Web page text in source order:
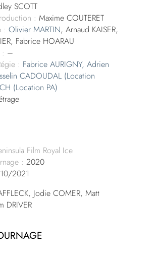
SCOTT
: Maxime COUTERET
: Olivier MARTIN, Arnaud KAISER,
Fabrice HOARAU
–
: Fabrice AURIGNY, Adrien
CADOUDAL (Location
(Location PA)
Film Royal Ice
: 2020
2021
Jodie COMER, Matt
DRIVER